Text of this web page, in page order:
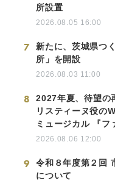
所設置
2026.08.05 16:00
7
新たに、茨城県つ
所」を開設
2026.08.03 11:00
8
2027年夏、待望の
リスティーヌ役の
ミュージカル 『フ
2026.08.06 12:00
9
令和８年度第２回
について